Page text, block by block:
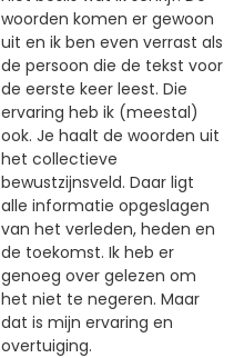
woorden komen er gewoon
uit en ik ben even verrast als
de persoon die de tekst voor
de eerste keer leest. Die
ervaring heb ik (meestal)
ook. Je haalt de woorden uit
het collectieve
bewustzijnsveld. Daar ligt
alle informatie opgeslagen
van het verleden, heden en
de toekomst. Ik heb er
genoeg over gelezen om
het niet te negeren. Maar
dat is mijn ervaring en
overtuiging.